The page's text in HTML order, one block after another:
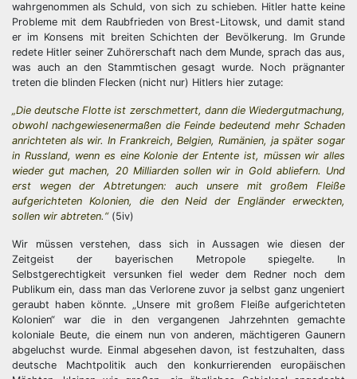
wahrgenommen als Schuld, von sich zu schieben. Hitler hatte keine
Probleme mit dem Raubfrieden von Brest-Litowsk, und damit stand
er im Konsens mit breiten Schichten der Bevölkerung. Im Grunde
redete Hitler seiner Zuhörerschaft nach dem Munde, sprach das aus,
was auch an den Stammtischen gesagt wurde. Noch prägnanter
treten die blinden Flecken (nicht nur) Hitlers hier zutage:
„Die deutsche Flotte ist zerschmettert, dann die Wiedergutmachung,
obwohl nachgewiesenermaßen die Feinde bedeutend mehr Schaden
anrichteten als wir. In Frankreich, Belgien, Rumänien, ja später sogar
in Russland, wenn es eine Kolonie der Entente ist, müssen wir alles
wieder gut machen, 20 Milliarden sollen wir in Gold abliefern. Und
erst wegen der Abtretungen: auch unsere mit großem Fleiße
aufgerichteten Kolonien, die den Neid der Engländer erweckten,
sollen wir abtreten.“(5iv)
Wir müssen verstehen, dass sich in Aussagen wie diesen der
Zeitgeist der bayerischen Metropole spiegelte. In
Selbstgerechtigkeit versunken fiel weder dem Redner noch dem
Publikum ein, dass man das Verlorene zuvor ja selbst ganz ungeniert
geraubt haben könnte. „Unsere mit großem Fleiße aufgerichteten
Kolonien“ war die in den vergangenen Jahrzehnten gemachte
koloniale Beute, die einem nun von anderen, mächtigeren Gaunern
abgeluchst wurde. Einmal abgesehen davon, ist festzuhalten, dass
deutsche Machtpolitik auch den konkurrierenden europäischen